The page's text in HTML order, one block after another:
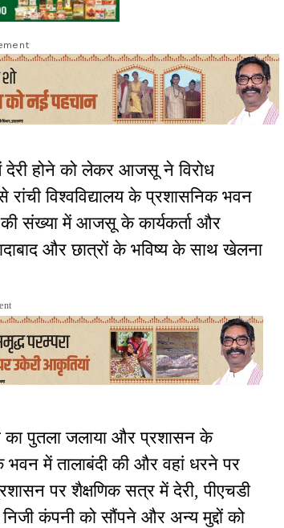
देरी होने को लेकर आजसू ने विरोध
विश्वविद्यालय के प्रशासनिक भवन
की संख्या में आजसू के कार्यकर्ता और
और छात्रों के भविष्य के साथ खेलना
का पुतला जलाया और प्रशासन के
में तालाबंदी की और वहां धरने पर
पर शैक्षणिक सत्र में देरी, पीएचडी
कंपनी को सौंपने और अन्य मुद्दों को